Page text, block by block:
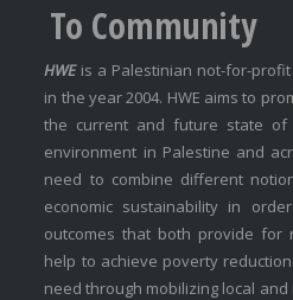
To Community
HWEis a Palestinian not-for-
in the year 2004. HWE aims to
the current and future state of
environment in Palestine and
need to combine different
economic sustainability in
outcomes that both provide for
help to achieve poverty
need through mobilizing local